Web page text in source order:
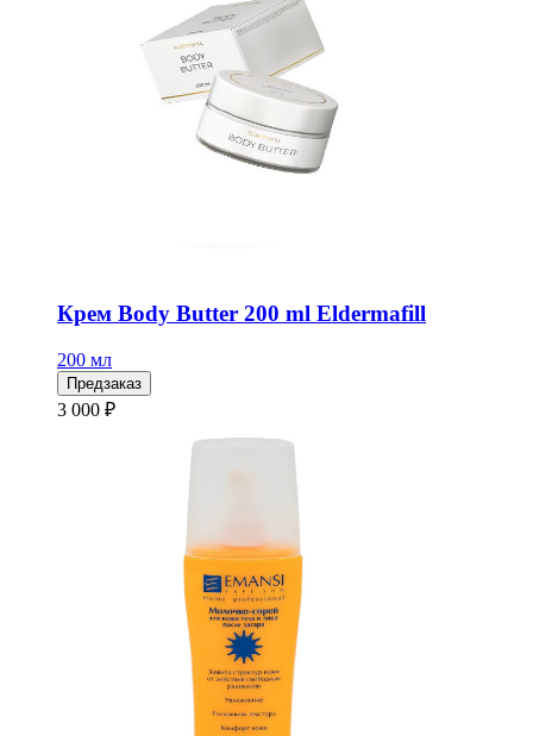
Крем Body Butter 200 ml Eldermafill
200 мл
Предзаказ
3 000 ₽